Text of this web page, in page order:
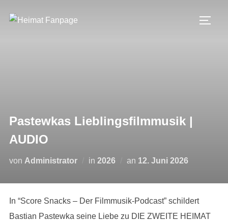
Inhalt
Pastewkas Lieblingsfilmmusik |
AUDIO
von Administrator in 2026 an Veröffentlicht
12. Juni 2026
In “Score Snacks – Der Filmmusik-Podcast” schildert
Bastian Pastewka seine Liebe zu DIE ZWEITE HEIMAT